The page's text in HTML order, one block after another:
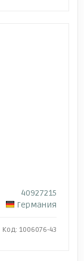
40927215
Германия
Код: 1006076-43